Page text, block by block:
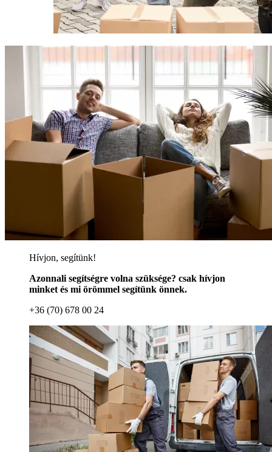
Hívjon, segítünk!
Azonnali segítségre volna szüksége? csak hívjon
minket és mi örömmel segítünk önnek.
+36 (70) 678 00 24